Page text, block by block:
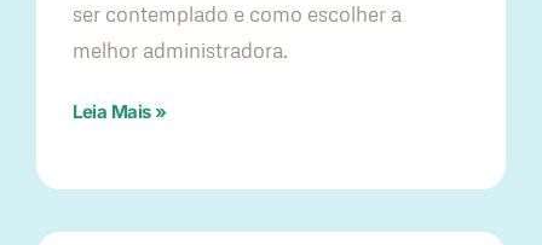
ser contemplado e como escolher a
melhor administradora.
Leia Mais »